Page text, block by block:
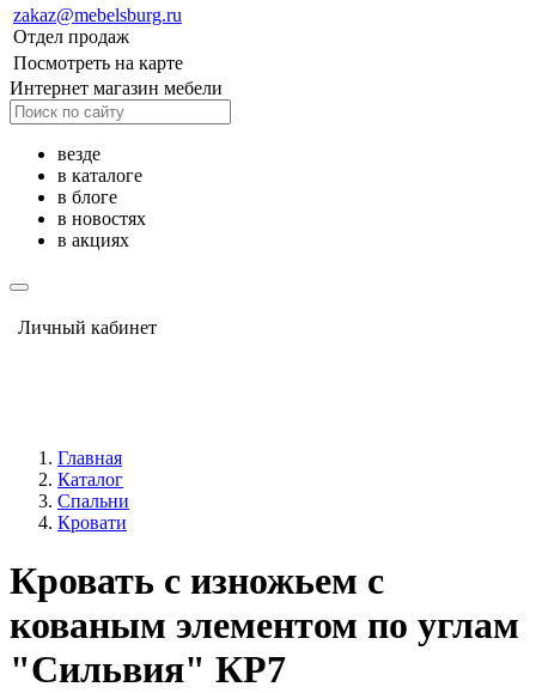
zakaz@mebelsburg.ru
Отдел продаж
Посмотреть на карте
Интернет магазин мебели
везде
в каталоге
в блоге
в новостях
в акциях
Личный кабинет
Главная
Каталог
Спальни
Кровати
Кровать с изножьем с
кованым элементом по углам
"Сильвия" КР7